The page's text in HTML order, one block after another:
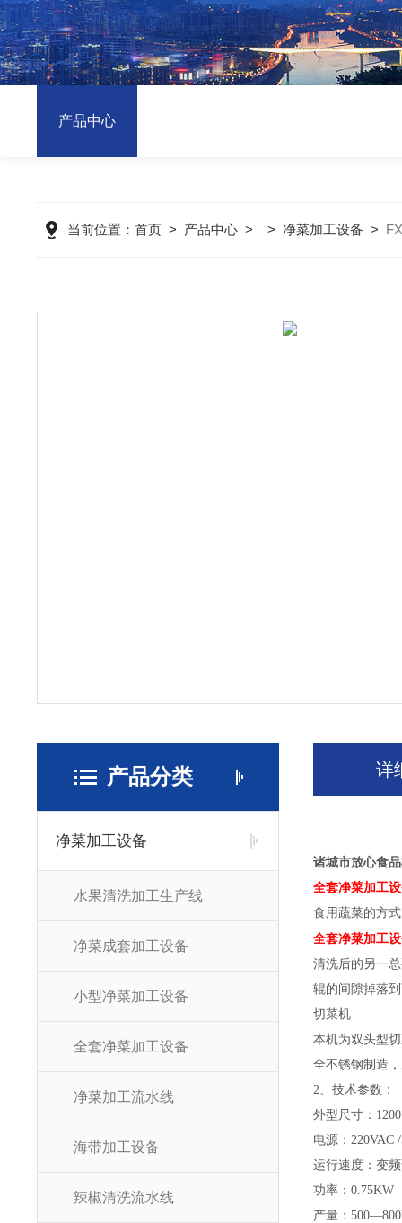
产品中心
当前位置： 首页> 产品中心> > 净菜加工设备 >
产品分类
净菜加工设备
水果清洗加工生产线
净菜成套加工设备
小型净菜加工设备
全套净菜加工设备
净菜加工流水线
海带加工设备
辣椒清洗流水线
详
诸城市放心食
全套净菜加工
食用蔬菜的方
全套净菜加工
清洗后的另一
辊的间隙掉落
切菜机
本机为双头型
全不锈钢制造
2、技术参数：
外型尺寸：
电源：220VAC
运行速度：变
功率：0.75KW
产量：